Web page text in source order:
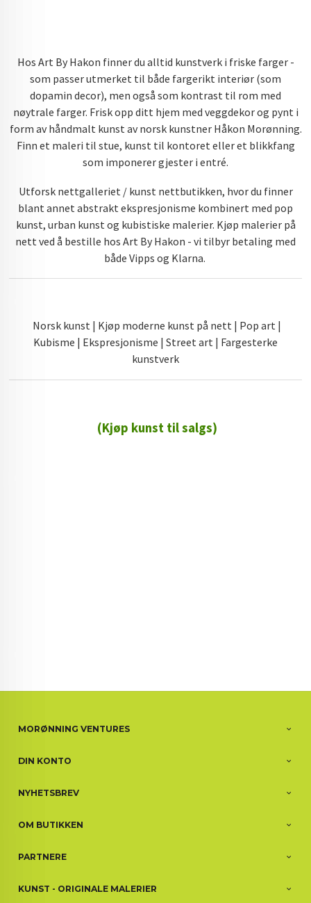
Hos Art By Hakon finner du alltid kunstverk i friske farger -
som passer utmerket til både fargerikt interiør (som
dopamin decor), men også som kontrast til rom med
nøytrale farger. Frisk opp ditt hjem med veggdekor og pynt i
form av håndmalt kunst av norsk kunstner Håkon Morønning.
Finn et maleri til stue, kunst til kontoret eller et blikkfang
som imponerer gjester i entré.
Utforsk nettgalleriet / kunst nettbutikken, hvor du finner
blant annet abstrakt ekspresjonisme kombinert med pop
kunst, urban kunst og kubistiske malerier. Kjøp malerier på
nett ved å bestille hos Art By Hakon - vi tilbyr betaling med
både Vipps og Klarna.
Norsk kunst | Kjøp moderne kunst på nett | Pop art |
Kubisme | Ekspresjonisme | Street art | Fargesterke
kunstverk
(Kjøp kunst til salgs)
MORØNNING VENTURES
DIN KONTO
NYHETSBREV
OM BUTIKKEN
PARTNERE
KUNST - ORIGINALE MALERIER